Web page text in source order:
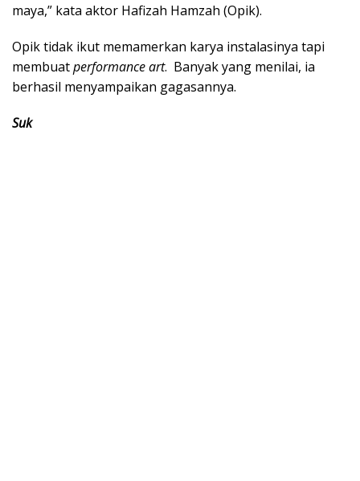
maya,” kata aktor Hafizah Hamzah (Opik).
Opik tidak ikut memamerkan karya instalasinya tapi
membuatperformance art. Banyak yang menilai, ia
berhasil menyampaikan gagasannya.
Suk